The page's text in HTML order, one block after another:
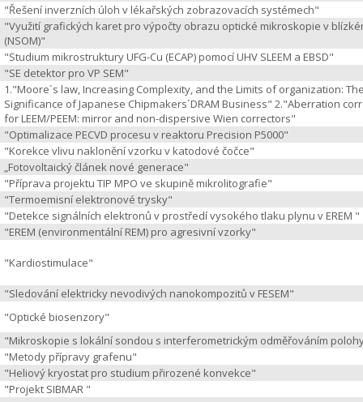
"Řešení inverzních úloh v lékařských zobrazovacích systémech"
"Využití grafických karet pro výpočty obrazu optické mikroskopie v
(NSOM)"
"Studium mikrostruktury UFG-Cu (ECAP) pomocí UHV SLEEM a EBSD"
"SE detektor pro VP SEM"
1."Moore´s law, Increasing Complexity, and the Limits of organization:
Significance of Japanese Chipmakers´DRAM Business" 2."Aberration
for LEEM/PEEM: mirror and non-dispersive Wien correctors"
"Optimalizace PECVD procesu v reaktoru Precision P5000"
"Korekce vlivu naklonění vzorku v katodové čočce"
„Fotovoltaický článek nové generace"
"Příprava projektu TIP MPO ve skupině mikrolitografie"
"Termoemisní elektronové trysky"
"Detekce signálních elektronů v prostředí vysokého tlaku plynu v EREM "
"EREM (environmentální REM) pro agresivní vzorky"
"Kardiostimulace"
"Sledování elektricky nevodivých nanokompozitů v FESEM"
"Optické biosenzory"
"Mikroskopie s lokální sondou s interferometrickým odměřováním
"Metody přípravy grafenu"
"Heliový kryostat pro studium přirozené konvekce"
"Projekt SIBMAR "